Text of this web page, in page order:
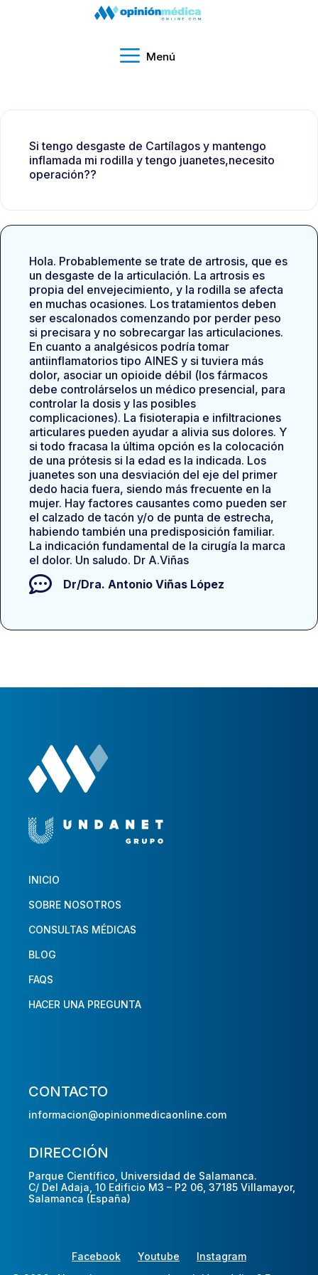
Menú
Si tengo desgaste de Cartílagos y mantengo
inflamada mi rodilla y tengo juanetes,necesito
operación??
Hola. Probablemente se trate de artrosis, que es
un desgaste de la articulación. La artrosis es
propia del envejecimiento, y la rodilla se afecta
en muchas ocasiones. Los tratamientos deben
ser escalonados comenzando por perder peso
si precisara y no sobrecargar las articulaciones.
En cuanto a analgésicos podría tomar
antiinflamatorios tipo AINES y si tuviera más
dolor, asociar un opioide débil (los fármacos
debe controlárselos un médico presencial, para
controlar la dosis y las posibles
complicaciones). La fisioterapia e infiltraciones
articulares pueden ayudar a alivia sus dolores. Y
si todo fracasa la última opción es la colocación
de una prótesis si la edad es la indicada. Los
juanetes son una desviación del eje del primer
dedo hacia fuera, siendo más frecuente en la
mujer. Hay factores causantes como pueden ser
el calzado de tacón y/o de punta de estrecha,
habiendo también una predisposición familiar.
La indicación fundamental de la cirugía la marca
el dolor. Un saludo. Dr A.Viñas
Dr/Dra. Antonio Viñas López
INICIO
SOBRE NOSOTROS
CONSULTAS MÉDICAS
BLOG
FAQS
HACER UNA PREGUNTA
CONTACTO
informacion@opinionmedicaonline.com
DIRECCIÓN
Parque Científico, Universidad de Salamanca.
C/ Del Adaja, 10 Edificio M3 – P2 06, 37185 Villamayor,
Salamanca (España)
Facebook Youtube
Instagram